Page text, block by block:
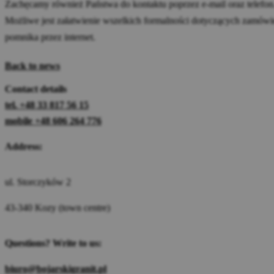
Zachęcamy również Państwa do kontaktu poprzez e-mail oraz telefon.
Możliwe jest załatwienie wszelkich formalności dotyczących
pomnika przez internet.
Back to news
Contact details
tel. +48 33 817 56 15
mobile +48 606 264 776
Address:
ul. Storczyków 2
43-340 Kozy (town centre)
Questions? Write to us:
biuro@bojarskigranit.pl